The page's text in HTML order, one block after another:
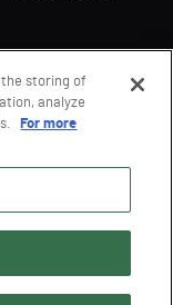
the storing of
analyze
For more